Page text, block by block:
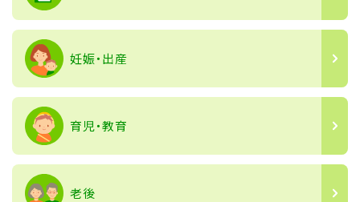
妊娠・出産
育児・教育
老後